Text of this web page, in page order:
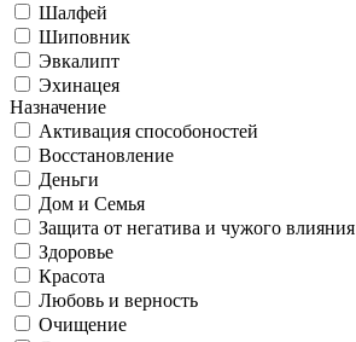
Шалфей
Шиповник
Эвкалипт
Эхинацея
Назначение
Активация способоностей
Восстановление
Деньги
Дом и Семья
Защита от негатива и чужого влияния
Здоровье
Красота
Любовь и верность
Очищение